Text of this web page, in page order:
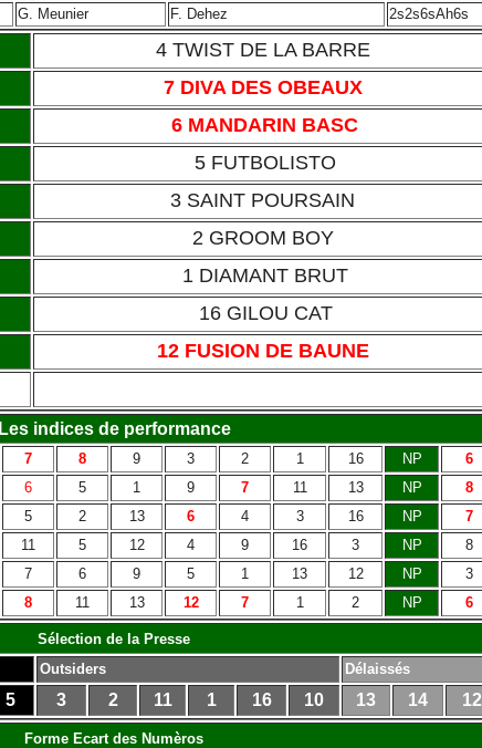
G. Meunier F. Dehez 2s2s6sAh6s
4 TWIST DE LA BARRE
7 DIVA DES OBEAUX
6 MANDARIN BASC
5 FUTBOLISTO
3 SAINT POURSAIN
2 GROOM BOY
1 DIAMANT BRUT
16 GILOU CAT
12 FUSION DE BAUNE
Les indices de performance
7 8 9 3 2 1 16 NP
6
6 5 1 9 7 11 13 NP
8
5 2 13 6 4 3 16 NP
7
11 5 12 4 9 16 3 NP
8
7 6 9 5 1 13 12 NP
3
8 11 13 12 7 1 2 NP 6
Sélection de la Presse
Outsiders Délaissés
5 3 2 11 1 16 10 13 14 12
Forme Ecart des Numèros